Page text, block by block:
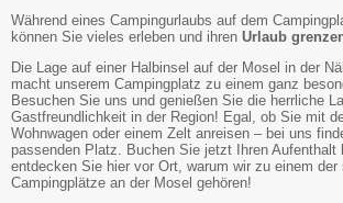
Während eines Campingurlaubs auf dem
können Sie vieles erleben und ihren Urlaub
Die Lage auf einer Halbinsel auf der Mosel in der
macht unserem Campingplatz zu einem ganz
Besuchen Sie uns und genießen Sie die herrliche
Gastfreundlichkeit in der Region! Egal, ob Sie mit
Wohnwagen oder einem Zelt anreisen – bei uns
passenden Platz. Buchen Sie jetzt Ihren Aufenthalt
entdecken Sie hier vor Ort, warum wir zu einem der
Campingplätze an der Mosel gehören!